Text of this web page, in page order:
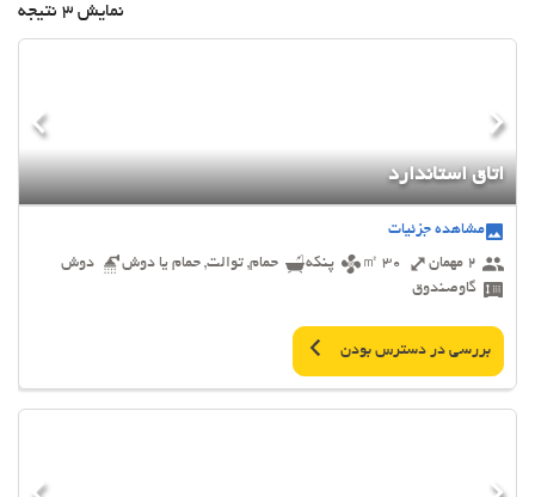
نمایش 3 نتیجه
اتاق استاندارد
مشاهده جزئیات
2 مهمان
30 ㎡ پنکه حمام, توالت, حمام یا دوش
دوش
گاوصندوق
بررسی در دسترس بودن